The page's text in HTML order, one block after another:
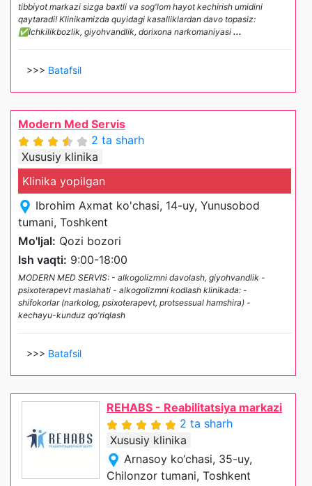
tibbiyot markazi sizga baxtli va sog'lom hayot kechirish umidini
qaytaradi! Klinikamizda quyidagi kasalliklardan davo topasiz:
✅Ichkilikbozlik, giyohvandlik, dorixona narkomaniyasi ...
>>> Batafsil
Modern Med Servis
2 ta sharh
Xususiy klinika
Klinika yopilgan
Ibrohim Axmat ko'chasi, 14-uy, Yunusobod
tumani, Toshkent
Mo'ljal: Qozi bozori
Ish vaqti: 9:00-18:00
MODERN MED SERVIS: - alkogolizmni davolash, giyohvandlik -
psixoterapevt maslahati - alkogolizmni kodlash klinikada: -
shifokorlar (narkolog, psixoterapevt, protsessual hamshira) -
kechayu-kunduz qo'riqlash
>>> Batafsil
REHABS - Reabilitatsiya markazi
2 ta sharh
Xususiy klinika
Arnasoy ko‘chasi, 35-uy,
Chilonzor tumani, Toshkent